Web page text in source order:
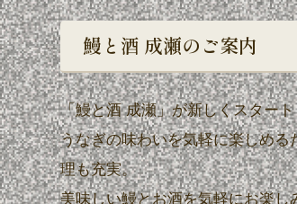
鰻と酒 成瀬のご案内
「鰻と酒 成瀬」が新しくスター
うなぎの味わいを気軽に楽しめ
理も充実。
美味しい鰻とお酒を気軽にお楽し